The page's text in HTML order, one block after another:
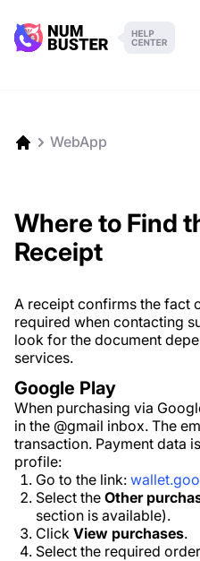
WebApp
Where to Find
Receipt
A receipt confirms the fact
required when contacting
look for the document
services.
Google Play
When purchasing via
in the @gmail inbox. The
transaction. Payment data
profile:
Go to the link:
Select the Other
section is available).
Click View purchases.
Select the required